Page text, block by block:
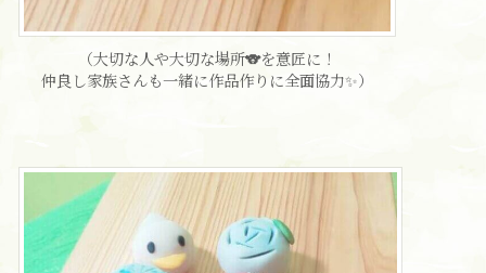
（大切な人や大切な場所🐨を意匠に！
仲良し家族さんも一緒に作品作りに全面協力✨）